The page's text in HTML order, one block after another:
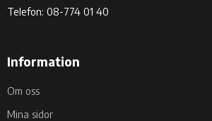
Telefon: 08-774 01 40
Information
Om oss
Mina sidor